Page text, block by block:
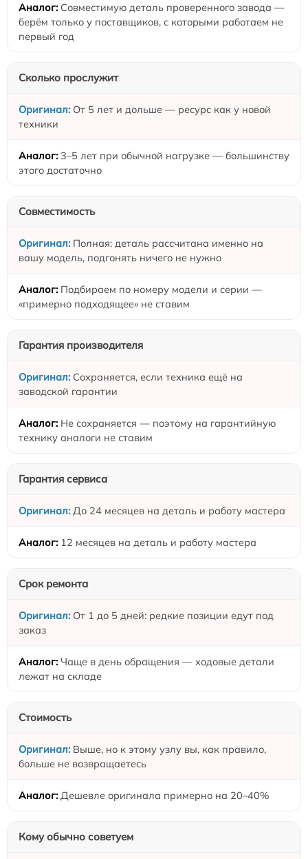
Совместимую деталь проверенного завода —
берём только у поставщиков, с которыми работаем не
первый год
Сколько прослужит
От 5 лет и дольше — ресурс как у новой
техники
3–5 лет при обычной нагрузке — большинству
этого достаточно
Совместимость
Полная: деталь рассчитана именно на
вашу модель, подгонять ничего не нужно
Подбираем по номеру модели и серии —
«примерно подходящее» не ставим
Гарантия производителя
Сохраняется, если техника ещё на
заводской гарантии
Не сохраняется — поэтому на гарантийную
технику аналоги не ставим
Гарантия сервиса
До 24 месяцев на деталь и работу мастера
12 месяцев на деталь и работу мастера
Срок ремонта
От 1 до 5 дней: редкие позиции едут под
заказ
Чаще в день обращения — ходовые детали
лежат на складе
Стоимость
Выше, но к этому узлу вы, как правило,
больше не возвращаетесь
Дешевле оригинала примерно на 20–40%
Кому обычно советуем